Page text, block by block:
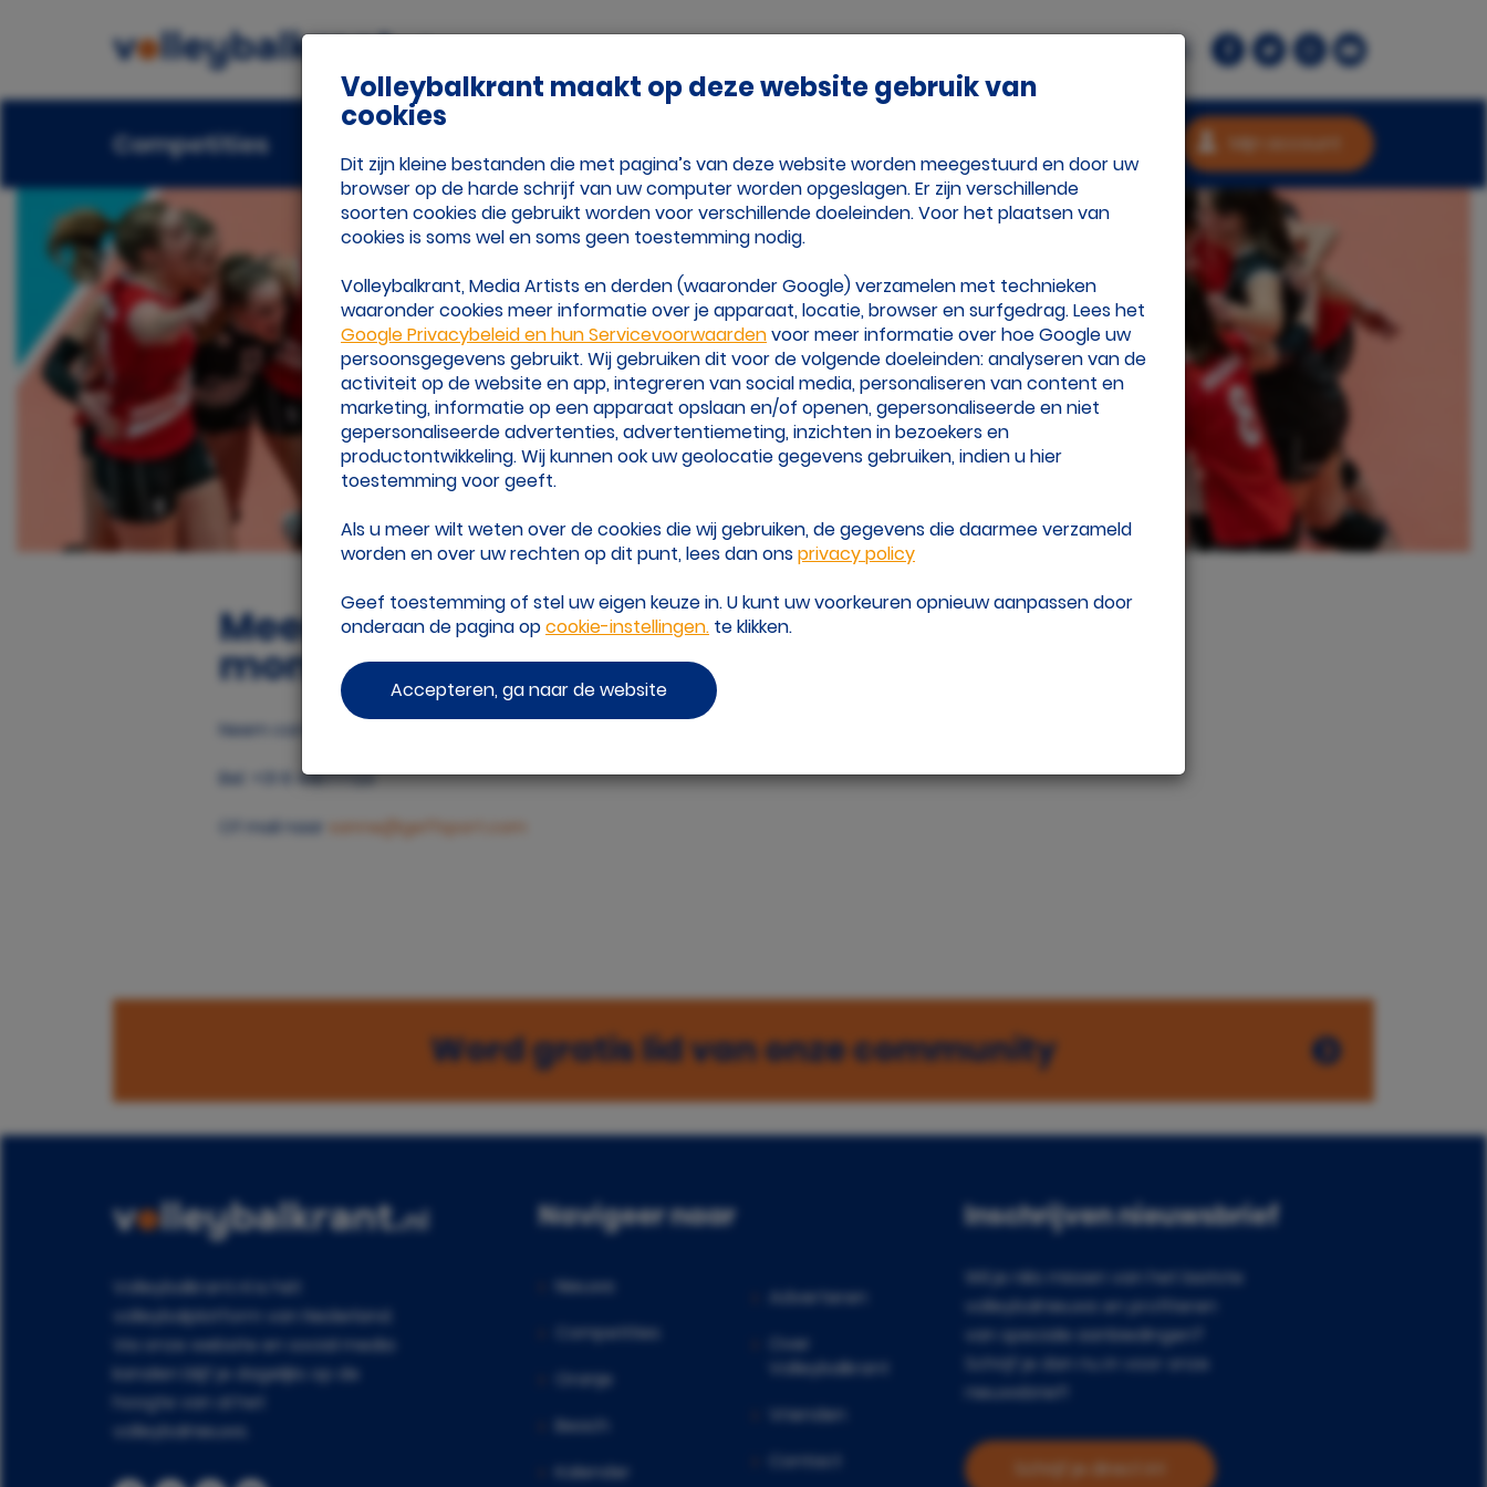
Competities Mijn account
Mondmasker bestellen?
Meer weten over de gepersonaliseerde
mondmaskers?
Neem contact op met Sanne van Geffsport:
Bel: +31 6 41677723
Of mail naar
sanne@geffsport.com
Word gratis lid van onze community
Volleybalkrant.nl is hét
volleybalplatform van Nederland.
Via onze website en social media
kanalen blijf je dagelijks op de
hoogte van al het
volleybalnieuws.
Navigeer naar
Nieuws
Competities
Oranje
Beach
Kalender
Adverteren
Over
Volleybalkrant
Vrienden
Contact
Inschrijven nieuwsbrief
Wil je niks missen van het laatste
volleybalnieuws en profiteren
van speciale aanbiedingen?
Schrijf je dan nu in voor onze
nieuwsbrief!
Schrijf je direct in!
Volleybalkrant maakt op deze website gebruik van
cookies
Dit zijn kleine bestanden die met pagina’s van deze website worden meegestuurd en door uw
browser op de harde schrijf van uw computer worden opgeslagen. Er zijn verschillende
soorten cookies die gebruikt worden voor verschillende doeleinden. Voor het plaatsen van
cookies is soms wel en soms geen toestemming nodig.
Volleybalkrant, Media Artists en derden (waaronder Google) verzamelen met technieken
waaronder cookies meer informatie over je apparaat, locatie, browser en surfgedrag. Lees het
Google Privacybeleid en hun Servicevoorwaardenvoor meer informatie over hoe Google uw
persoonsgegevens gebruikt. Wij gebruiken dit voor de volgende doeleinden: analyseren van de
activiteit op de website en app, integreren van social media, personaliseren van content en
marketing, informatie op een apparaat opslaan en/of openen, gepersonaliseerde en niet
gepersonaliseerde advertenties, advertentiemeting, inzichten in bezoekers en
productontwikkeling. Wij kunnen ook uw geolocatie gegevens gebruiken, indien u hier
toestemming voor geeft.
Als u meer wilt weten over de cookies die wij gebruiken, de gegevens die daarmee verzameld
worden en over uw rechten op dit punt, lees dan onsprivacy policy
Geef toestemming of stel uw eigen keuze in. U kunt uw voorkeuren opnieuw aanpassen door
onderaan de pagina opcookie-instellingen. te klikken.
Accepteren, ga naar de website